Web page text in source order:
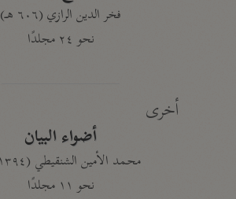
فخر الدين الرازي (٦٠٦ هـ)
نحو ٢٤ مجلدًا
أخرى
أضواء البيان
محمد الأمين الشنقيطي (١٣٩٤ هـ)
نحو ١١ مجلدًا